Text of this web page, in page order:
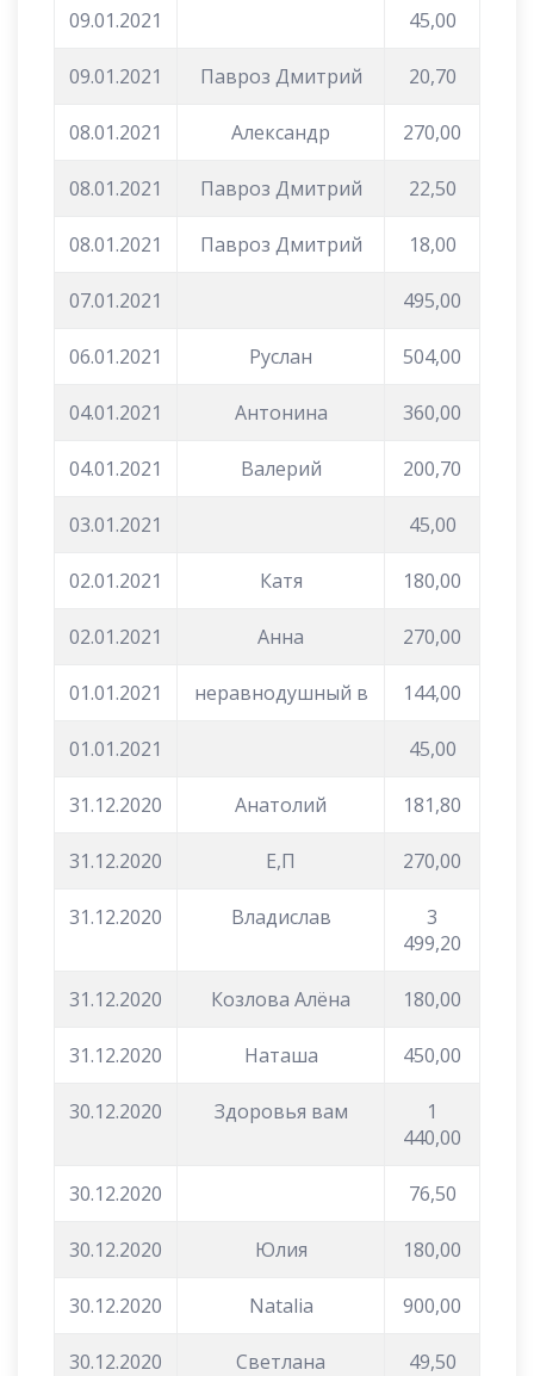
09.01.2021 45,00
09.01.2021 Павроз Дмитрий 20,70
08.01.2021 Александр 270,00
08.01.2021 Павроз Дмитрий 22,50
08.01.2021 Павроз Дмитрий 18,00
07.01.2021 495,00
06.01.2021 Руслан 504,00
04.01.2021 Антонина 360,00
04.01.2021 Валерий 200,70
03.01.2021 45,00
02.01.2021 Катя 180,00
02.01.2021 Анна 270,00
01.01.2021 неравнодушный в 144,00
01.01.2021 45,00
31.12.2020 Анатолий 181,80
31.12.2020 Е,П 270,00
31.12.2020 Владислав
3
499,20
31.12.2020 Козлова Алёна 180,00
31.12.2020 Наташа 450,00
30.12.2020 Здоровья вам
1
440,00
30.12.2020 76,50
30.12.2020 Юлия 180,00
30.12.2020 Natalia 900,00
30.12.2020 Светлана 49,50